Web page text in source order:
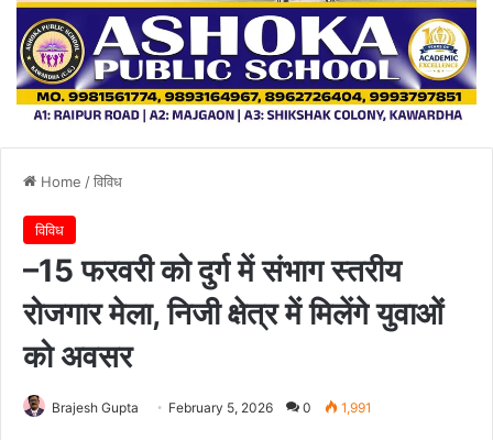
Home /विविध
विविध
–15 फरवरी को दुर्ग में संभाग स्तरीय
रोजगार मेला, निजी क्षेत्र में मिलेंगे युवाओं
को अवसर
Brajesh Gupta February 5, 2026 0 1,991